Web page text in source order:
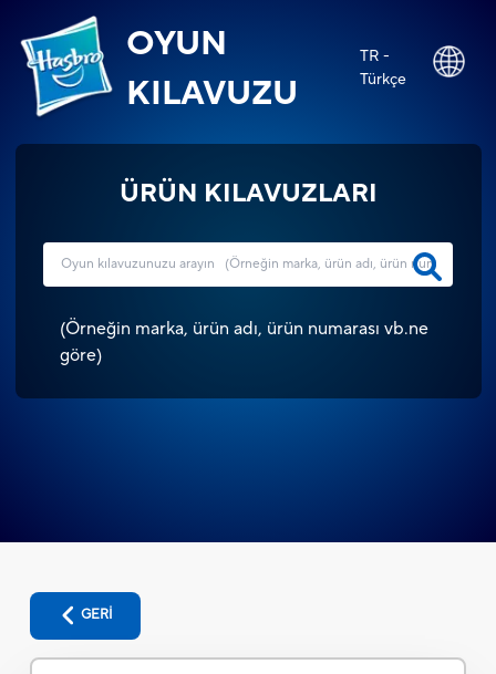
OYUN
KILAVUZU
TR -
Türkçe
ÜRÜN KILAVUZLARI
(Örneğin marka, ürün adı, ürün numarası vb.ne
göre)
GERİ